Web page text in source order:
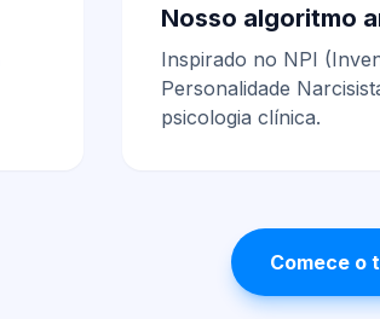
Nosso algoritmo
Inspirado no NPI
Personalidade
psicologia clínica.
Comece o